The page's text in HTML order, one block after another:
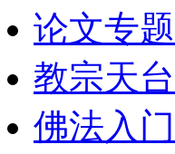
论文专题
教宗天台
佛法入门